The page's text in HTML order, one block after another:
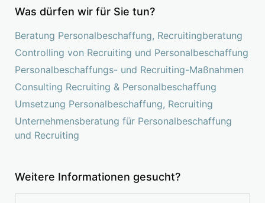
Was dürfen wir für Sie tun?
Beratung Personalbeschaffung, Recruitingberatung
Controlling von Recruiting und Personalbeschaffung
Personalbeschaffungs- und Recruiting-Maßnahmen
Consulting Recruiting & Personalbeschaffung
Umsetzung Personalbeschaffung, Recruiting
Unternehmensberatung für Personalbeschaffung
und Recruiting
Weitere Informationen gesucht?